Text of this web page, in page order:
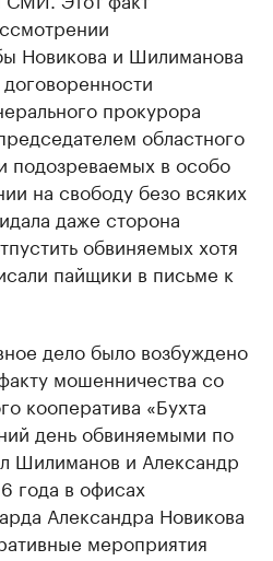
Новикова и Шилиманова
прокурора
областного
подозреваемых в особо
на свободу безо всяких
даже сторона
обвиняемых хотя
пайщики в письме к
дело было возбуждено
мошенничества со
кооператива «Бухта
день обвиняемыми по
Шилиманов и Александр
года в офисах
Александра Новикова
мероприятия